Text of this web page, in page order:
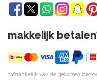
makkelijk
*afhankelijk van de gekozen